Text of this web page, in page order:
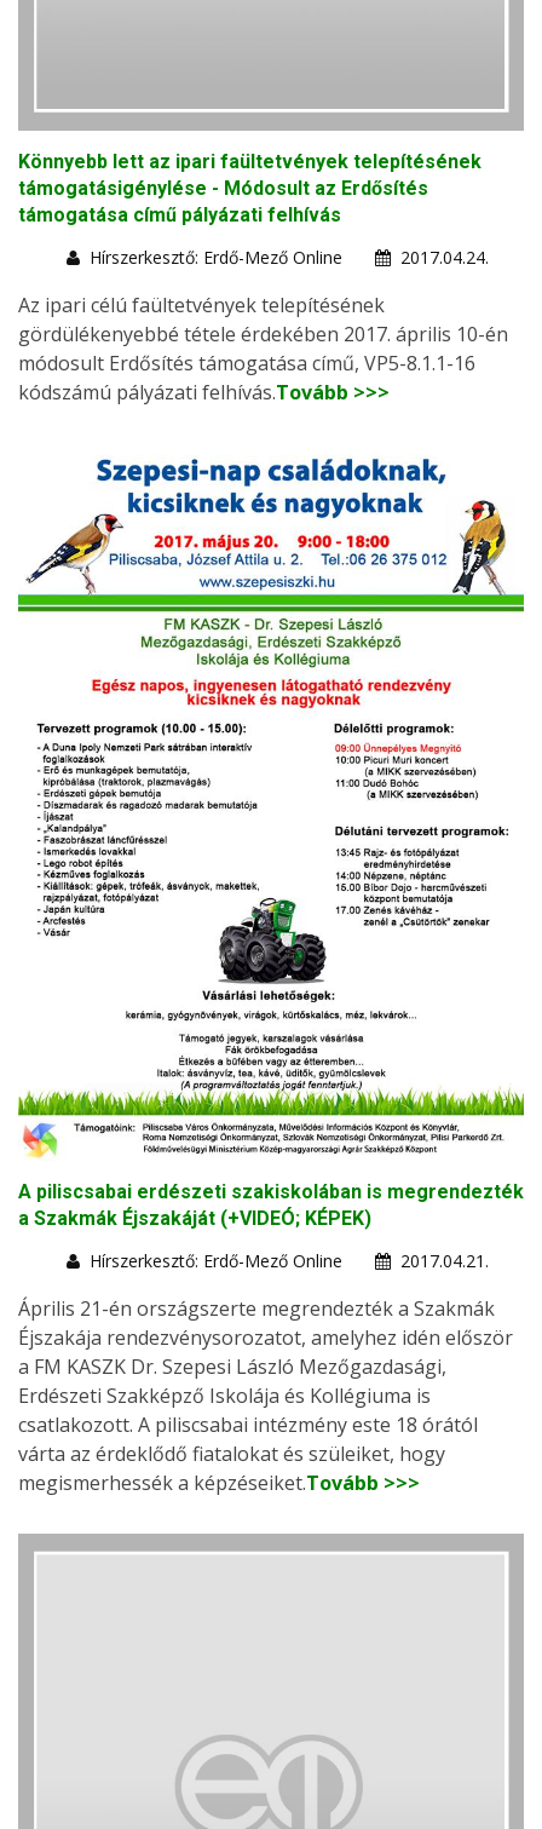
Könnyebb lett az ipari faültetvények telepítésének
támogatásigénylése - Módosult az Erdősítés
támogatása című pályázati felhívás
Hírszerkesztő: Erdő-Mező Online
2017.04.24.
Az ipari célú faültetvények telepítésének
gördülékenyebbé tétele érdekében 2017. április 10-én
módosult Erdősítés támogatása című, VP5-8.1.1-16
kódszámú pályázati felhívás.Tovább >>>
A piliscsabai erdészeti szakiskolában is megrendezték
a Szakmák Éjszakáját (+VIDEÓ; KÉPEK)
Hírszerkesztő: Erdő-Mező Online
2017.04.21.
Április 21-én országszerte megrendezték a Szakmák
Éjszakája rendezvénysorozatot, amelyhez idén először
a FM KASZK Dr. Szepesi László Mezőgazdasági,
Erdészeti Szakképző Iskolája és Kollégiuma is
csatlakozott. A piliscsabai intézmény este 18 órától
várta az érdeklődő fiatalokat és szüleiket, hogy
megismerhessék a képzéseiket.Tovább >>>